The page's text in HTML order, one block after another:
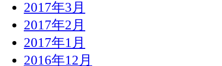
2017年3月
2017年2月
2017年1月
2016年12月